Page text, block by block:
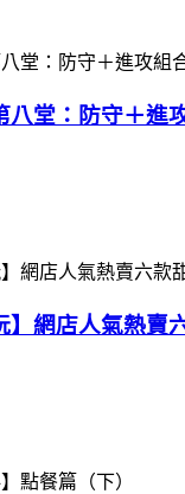
八堂：防守＋進
】網店人氣熱賣